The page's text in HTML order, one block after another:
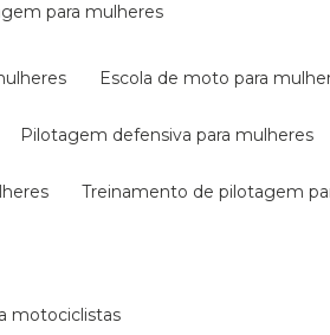
para mulheres
escola de moto para
pilotagem defensiva para mulheres
treinamento de pilotagem
motociclistas